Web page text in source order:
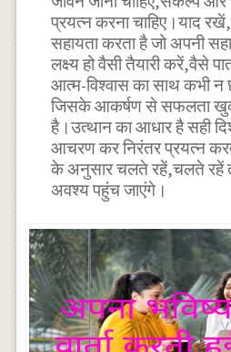
प्रयत्न करना चाहिए।याद
सहायता करता है जो अपनी
लक्ष्य हो वैसी तैयारी करें,वैसे
आत्म-विश्वास का साथ कभी
जिसके आकर्षण से सफलता खुद
है।उत्थान का आधार है सही
आचरण कर निरंतर प्रयत्न
के अनुसार चलते रहें,चलते रहें
अवश्य पहुंच जाएंगे।